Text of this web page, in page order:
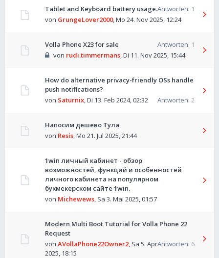
Tablet and Keyboard battery usage.Antworten: 1
von GrungeLover2000,Mo 24. Nov 2025, 12:24
Volla Phone X23 for sale Antworten: 1
von rudi.timmermans,Di 11. Nov 2025, 15:44
How do alternative privacy-friendly OSs handle
push notifications?
Antworten: 2
von Saturnix,Di 13. Feb 2024, 02:32
Напосим дешево Тула
von Resis,Mo 21. Jul 2025, 21:44
1win личный кабинет - обзор
возможностей, функций и особенностей
личного кабинета на популярном
букмекерском сайте 1win.
von Michewews, Sa 3. Mai 2025, 01:57
Modern Multi Boot Tutorial for Volla Phone 22
Request
Antworten: 6
von AVollaPhone22Owner2, Sa 5. Apr
2025, 18:15